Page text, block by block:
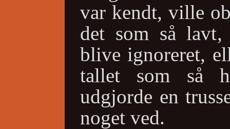
var kendt, ville
det som så lavt,
blive ignoreret,
tallet som så
udgjorde en
noget ved.